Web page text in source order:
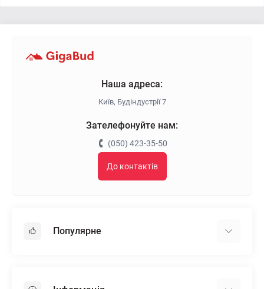
Наша адреса:
Київ, Будіндустрії 7
Зателефонуйте нам:
(050) 423-35-50
До контактів
Популярне